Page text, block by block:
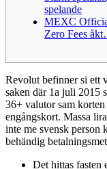
spelande
MEXC
Zero Fees
Revolut befinner si ett
saken där 1a juli 2015
36+ valutor sam
engångskort. Massa
inte me svensk person
behändig
Det hittas fasten